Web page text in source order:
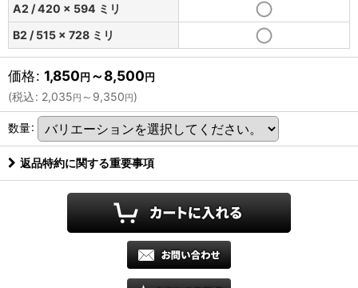
A2 / 420 × 594 ミリ
B2 / 515 × 728 ミリ
価格: 1,850円 ～8,500円
(税込: 2,035円 ～9,350円)
数量:
返品特約に関する重要事項